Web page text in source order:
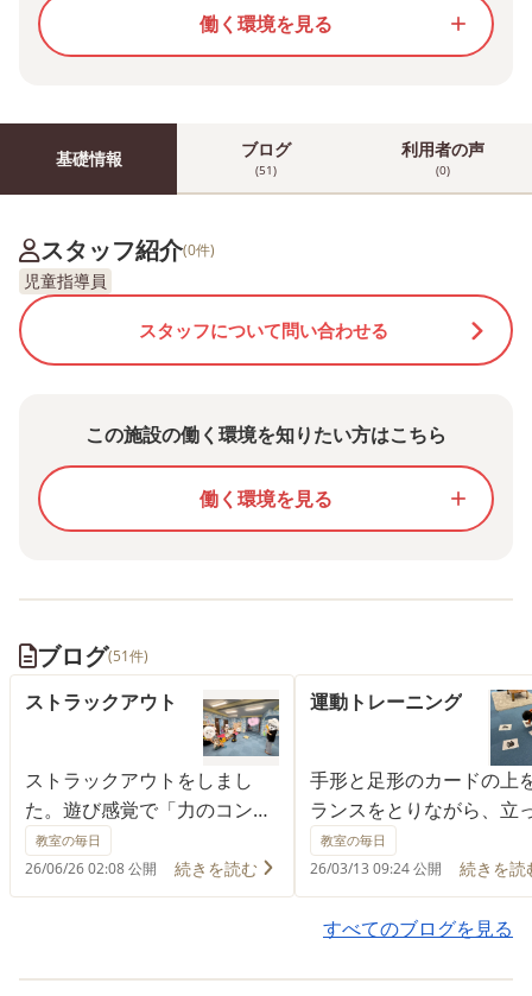
働く環境を見る add
基礎情報 ブログ
(51)
利用者の声
(0)
スタッフ紹介(0件)
児童指導員
スタッフについて問い合わせる
この施設の働く環境を知りたい方はこちら
働く環境を見る add
ブログ(51件)
ストラックアウト
ストラックアウトをしまし
た。遊び感覚で「力のコント
ロール」「空間認知力」「集
中力」を養うことができま
す。 子供たちは何点取れるか
教室の毎日
26/06/26 02:08 公開 続きを読む
運動トレーニング
手形と足形のカードの上
ランスをとりながら、立
り座ったり楽しく遊びな
体の訓練にもなりました
教室の毎日
26/03/13 09:24 公開 続きを読
すべてのブログを見る